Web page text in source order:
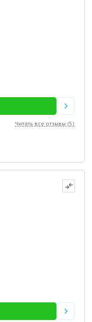
Читать все отзывы (5)